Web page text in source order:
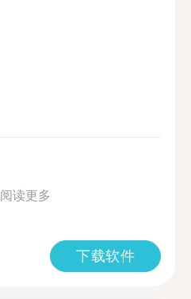
阅读更多
下载软件